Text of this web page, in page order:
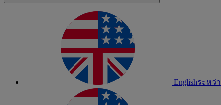
Englishระหว่